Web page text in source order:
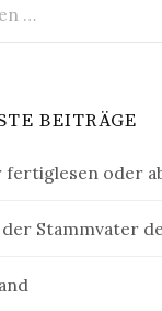
BEITRÄGE
fertiglesen oder
der Stammvater